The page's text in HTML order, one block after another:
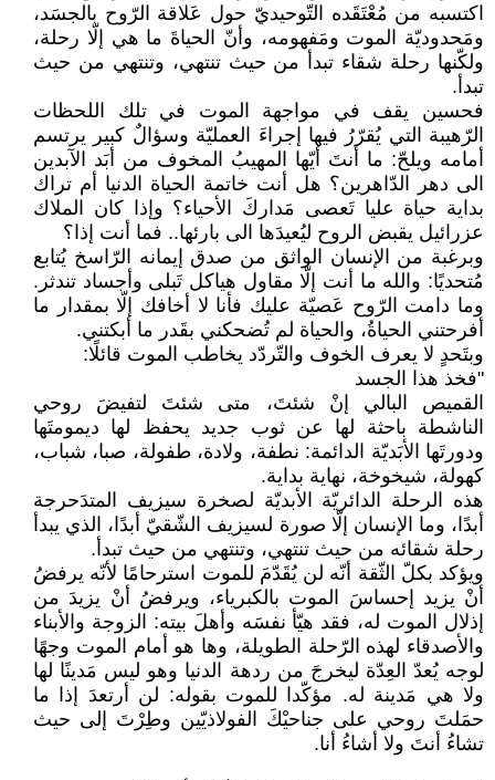
اكتسبه من مُعْتَقَده التّوحيديّ حول عَلاقة الرّوح بالجسَد،
ومَحدوديّة الموت ومَفهومه، وأنّ الحياةَ ما هي إلّا رحلة،
ولكّنها رحلة شقاء تبدأ من حيث تنتهي، وتنتهي من حيث
تبدأ.
فحسين يقف في مواجهة الموت في تلك اللحظات
الرّهيبة التي يُقرّرُ فيها إجراءَ العمليّة وسؤالٌ كبير يرتسم
أمامه ويلحّ: ما أنتَ أيّها المهيبُ المخوف من أبَد الآبدين
الى دهر الدّاهرين؟ هل أنت خاتمة الحياة الدنيا أم تراك
بداية حياة عليا تَعصى مَداركَ الأحياء؟ وإذا كان الملاك
عزرائيل يقبض الروح ليُعيدَها الى بارئها.. فما أنت إذا؟
وبرغبة من الإنسان الواثق من صدق إيمانه الرّاسخ يُتابع
مُتحديًا: والله ما أنت إلّا مقاول هياكل تَبلى وأجساد تندثر.
وما دامت الرّوح عَصيّة عليك فأنا لا أخافك إلّا بمقدار ما
أفرحتني الحياةُ، والحياة لم تُضحكني بقَدر ما أبكتني.
وبتَحدٍ لا يعرف الخوف والتّردّد يخاطب الموت قائلًا:
"فخذ هذا الجسد
القميص البالي إنْ شئتَ، متى شئتَ لتفيضَ روحي
الناشطة باحثة لها عن ثوب جديد يحفظ لها ديمومتَها
ودورتَها الأبَديّة الدائمة: نطفة، ولادة، طفولة، صبا، شباب،
كهولة، شيخوخة، نهاية بداية.
هذه الرحلة الدائريّة الأبديّة لصخرة سيزيف المتدَحرجة
أبدًا، وما الإنسان إلّا صورة لسيزيف الشّقيّ أبدًا، الذي يبدأ
رحلة شقائه من حيث تنتهي، وتنتهي من حيث تبدأ.
ويؤكد بكلّ الثّقة أنّه لن يُقَدّمَ للموت استرحامًا لأنّه يرفضُ
أنْ يزيد إحساسَ الموت بالكبرياء، ويرفضُ أنْ يزيدَ من
إذلال الموت له، فقد هيّأ نفسَه وأهلَ بيته: الزوجة والأبناء
والأصدقاء لهذه الرّحلة الطويلة، وها هو أمام الموت وجهًا
لوجه يُعدّ العِدّة ليخرجَ من ردهة الدنيا وهو ليس مَدينًا لها
ولا هي مَدينة له. مؤكّدا للموت بقوله: لن أرتعدَ إذا ما
حمَلتَ روحي على جناحيْكَ الفولاذيّين وطِرْتَ إلى حيث
تشاءُ أنتَ ولا أشاءُ أنا.